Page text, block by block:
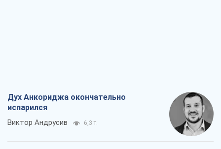
Дух Анкориджа окончательно
испарился
Виктор Андрусив 6,3 т.